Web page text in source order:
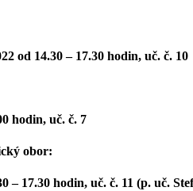
od 14.30 – 17.30 hodin, uč. č. 10
hodin, uč. č. 7
obor:
– 17.30 hodin, uč. č. 11 (p. uč.